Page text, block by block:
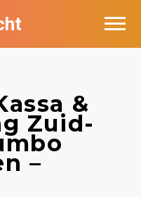
&
Zuid-
–